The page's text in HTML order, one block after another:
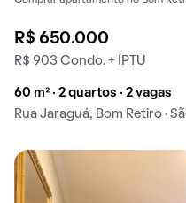
R$ 650.000
R$ 903 Condo. + IPTU
60 m² · 2 quartos · 2 vagas
Rua Jaraguá, Bom Retiro ·